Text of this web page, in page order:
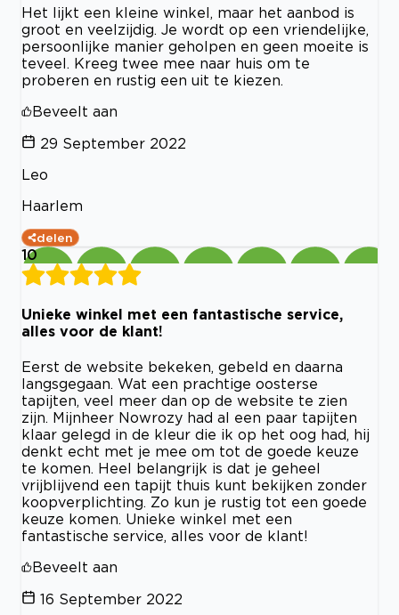
Het lijkt een kleine winkel, maar het aanbod is
groot en veelzijdig. Je wordt op een vriendelijke,
persoonlijke manier geholpen en geen moeite is
teveel. Kreeg twee mee naar huis om te
proberen en rustig een uit te kiezen.
Beveelt aan
29 September 2022
Leo
Haarlem
delen
10
Unieke winkel met een fantastische service,
alles voor de klant!
Eerst de website bekeken, gebeld en daarna
langsgegaan. Wat een prachtige oosterse
tapijten, veel meer dan op de website te zien
zijn. Mijnheer Nowrozy had al een paar tapijten
klaar gelegd in de kleur die ik op het oog had, hij
denkt echt met je mee om tot de goede keuze
te komen. Heel belangrijk is dat je geheel
vrijblijvend een tapijt thuis kunt bekijken zonder
koopverplichting. Zo kun je rustig tot een goede
keuze komen. Unieke winkel met een
fantastische service, alles voor de klant!
Beveelt aan
16 September 2022